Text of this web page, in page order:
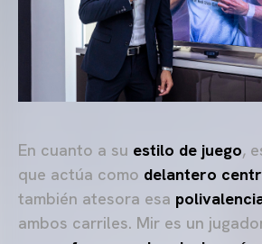
En cuanto a su estilo de juego,
que actúa como delantero
también atesora esa
ambos carriles. Mir es un